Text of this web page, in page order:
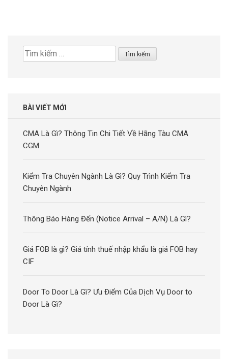
Tìm
kiếm
BÀI VIẾT MỚI
CMA Là Gì? Thông Tin Chi Tiết Về Hãng Tàu CMA
CGM
Kiểm Tra Chuyên Ngành Là Gì? Quy Trình Kiểm Tra
Chuyên Ngành
Thông Báo Hàng Đến (Notice Arrival – A/N) Là Gì?
Giá FOB là gì? Giá tính thuế nhập khẩu là giá FOB hay
CIF
Door To Door Là Gì? Ưu Điểm Của Dịch Vụ Door to
Door Là Gì?